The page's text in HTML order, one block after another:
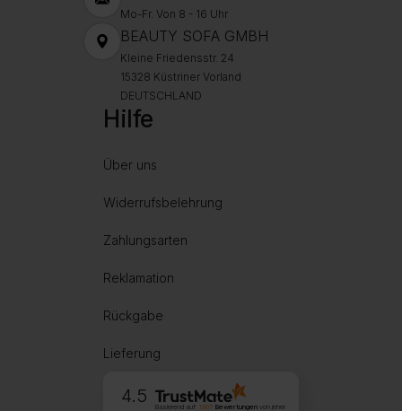
Mo-Fr. Von 8 - 16 Uhr
BEAUTY SOFA GMBH
Kleine Friedensstr. 24
15328 Küstriner Vorland
DEUTSCHLAND
Hilfe
Über uns
Widerrufsbelehrung
Zahlungsarten
Reklamation
Rückgabe
Lieferung
4.5
Basierend auf 1997Bewertungen von jeher